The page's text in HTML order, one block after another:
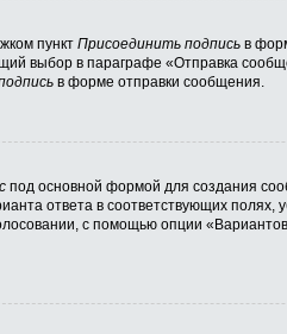
пункт Присоединить подписьв
выбор в параграфе «Отправка
в форме отправки сообщения.
под основной формой для создания
ответа в соответствующих полях,
с помощью опции